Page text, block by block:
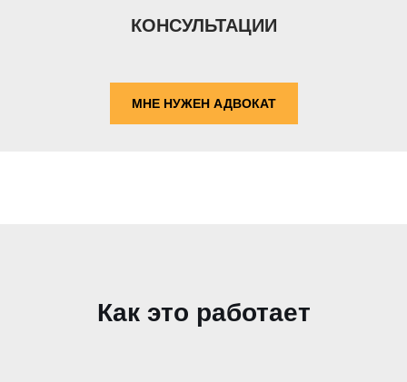
КОНСУЛЬТАЦИИ
МНЕ НУЖЕН АДВОКАТ
Как это работает